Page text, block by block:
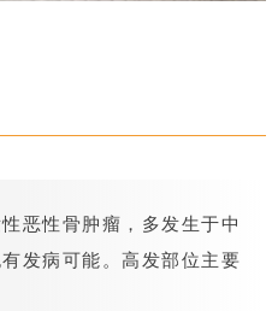
恶性骨肿瘤，多发生于中
发病可能。高发部位主要